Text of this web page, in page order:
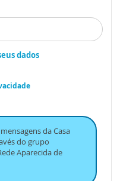
dados
da Casa
do grupo
Aparecida de